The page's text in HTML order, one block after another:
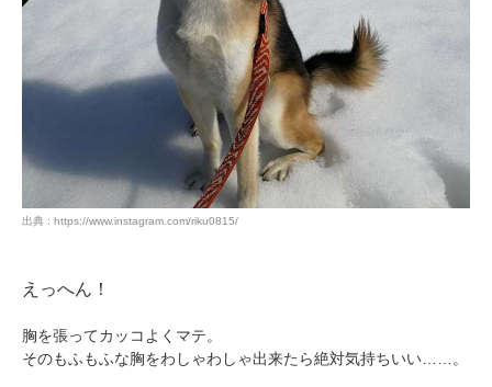
出典 : https://www.instagram.com/riku0815/
えっへん！
胸を張ってカッコよくマテ。
そのもふもふな胸をわしゃわしゃ出来たら絶対気持ちいい……。